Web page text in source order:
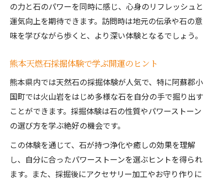
の力と石のパワーを同時に感じ、心身のリフレッシュと
運気向上を期待できます。訪問時は地元の伝承や石の意
味を学びながら歩くと、より深い体験となるでしょう。
熊本天燃石採掘体験で学ぶ開運のヒント
熊本県内では天然石の採掘体験が人気で、特に阿蘇郡小
国町では火山岩をはじめ多様な石を自分の手で掘り出す
ことができます。採掘体験は石の性質やパワーストーン
の選び方を学ぶ絶好の機会です。
この体験を通じて、石が持つ浄化や癒しの効果を理解
し、自分に合ったパワーストーンを選ぶヒントを得られ
ます。また、採掘後にアクセサリー加工やお守り作りに